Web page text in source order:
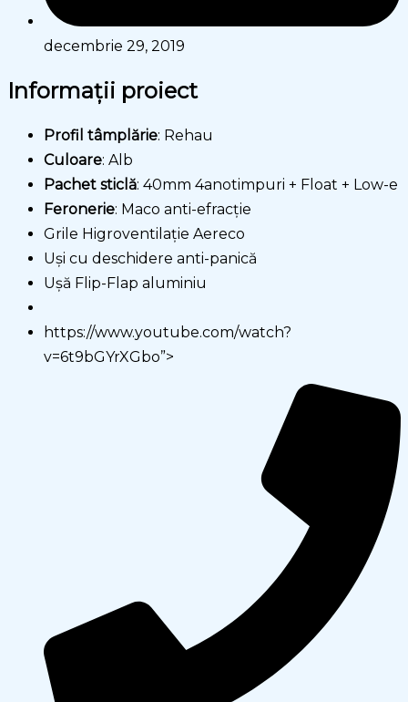
decembrie 29, 2019
Informații proiect
Profil tâmplărie: Rehau
Culoare: Alb
Pachet sticlă: 40mm 4anotimpuri + Float + Low-e
Feronerie: Maco anti-efracție
Grile Higroventilație Aereco
Uși cu deschidere anti-panică
Ușă Flip-Flap aluminiu
https://www.youtube.com/watch?
v=6t9bGYrXGbo”>